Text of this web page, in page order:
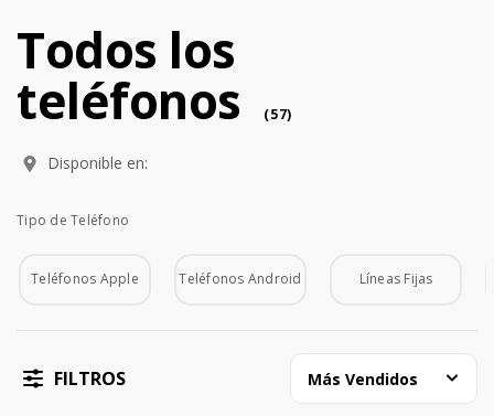
Todos los teléfonos (57 phone )
Todos los
teléfonos (57)
Disponible en:
Tipo de Teléfono
Teléfonos Apple Teléfonos Android Líneas Fijas
FILTROS Más Vendidos